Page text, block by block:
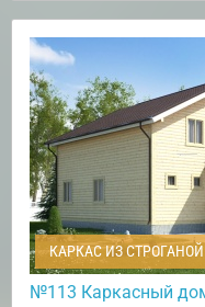
КАРКАС ИЗ
№113 Каркасный